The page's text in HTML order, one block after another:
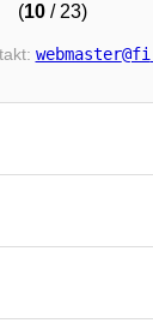
(10 / 23)
webmaster@fi